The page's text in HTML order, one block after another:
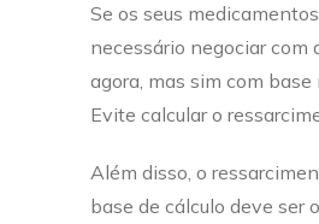
Se os seus
necessário negociar com
agora, mas sim com
Evite calcular o
Além disso, o
base de cálculo deve ser